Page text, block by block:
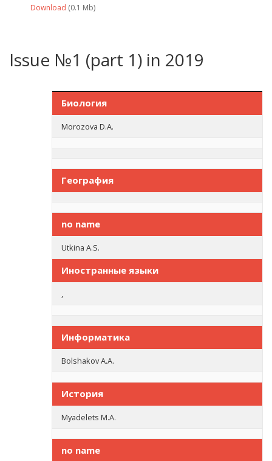
Download (0.1 Мb)
Issue №1 (part 1) in 2019
Биология
Morozova D.A.
География
no name
Utkina A.S.
Иностранные языки
,
Информатика
Bolshakov A.A.
История
Myadelets M.A.
no name